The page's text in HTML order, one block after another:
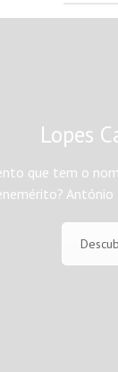
Lopes
que tem o
António